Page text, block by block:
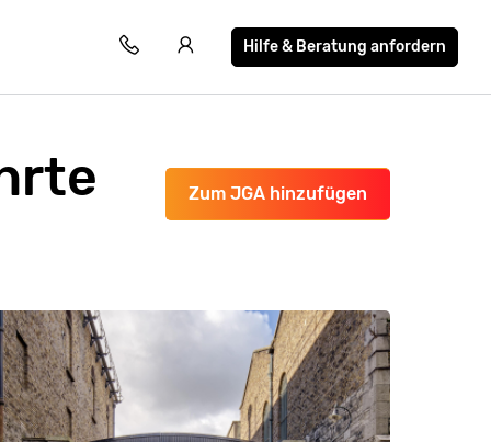
Hilfe & Beratung anfordern
Zum JGA hinzufügen